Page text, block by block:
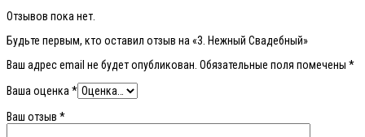
Отзывов пока нет.
Будьте первым, кто оставил отзыв на «3. Нежный Свадебный»
Ваш адрес email не будет опубликован. Обязательные поля помечены *
Ваша оценка *
Ваш отзыв *